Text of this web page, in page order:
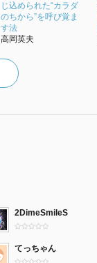
じ込められた“カラダ
のちから”を呼び覚ま
す法
高岡英夫
2DimeSmileS
てっちゃん